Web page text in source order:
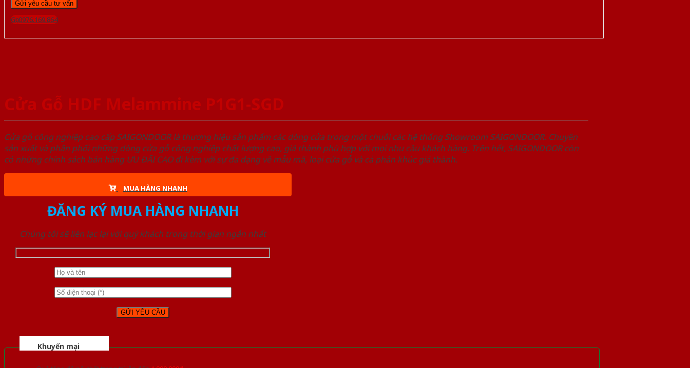
Gọi 0976.169.864
Cửa Gỗ HDF Melammine P1G1-SGD
Cửa gỗ công nghiệp cao cấp SAIGONDOOR là thương hiệu sản phẩm các dòng cửa trong một chuỗi các hệ thống Showroom SAIGONDOOR. Chuyên
sản xuất và phân phối những dòng cửa gỗ công nghiệp chất lượng cao, giá thành phù hợp với mọi nhu cầu khách hàng. Trên hết, SAIGONDOOR còn
có những chính sách bán hàng ƯU ĐÃI CAO đi kèm với sự đa dạng về mẫu mã, loại cửa gỗ và cả phân khúc giá thành.
MUA HÀNG NHANH
ĐĂNG KÝ MUA HÀNG NHANH
Chúng tôi sẽ liên lạc lại với quý khách trong thời gian ngắn nhất
Khuyến mại